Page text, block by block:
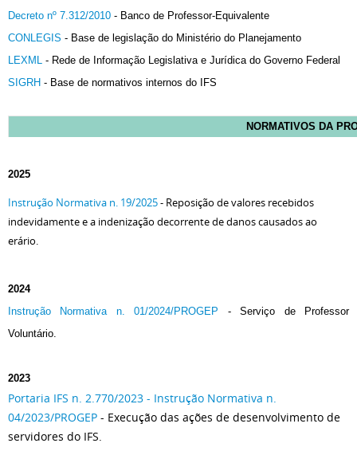
Decreto nº 7.312/2010 - Banco de Professor-Equivalente
CONLEGIS - Base de legislação do Ministério do Planejamento
LEXML - Rede de Informação Legislativa e Jurídica do Governo Federal
SIGRH - Base de normativos internos do IFS
NORMATIVOS DA
2025
Instrução Normativa n. 19/2025- Reposição de valores recebidos
indevidamente e a indenização decorrente de danos causados ao
erário.
2024
Instrução Normativa n. 01/2024/PROGEP - Serviço de Professor
Voluntário.
2023
Portaria IFS n. 2.770/2023 - Instrução Normativa n.
04/2023/PROGEP - Execução das ações de desenvolvimento de
servidores do IFS.